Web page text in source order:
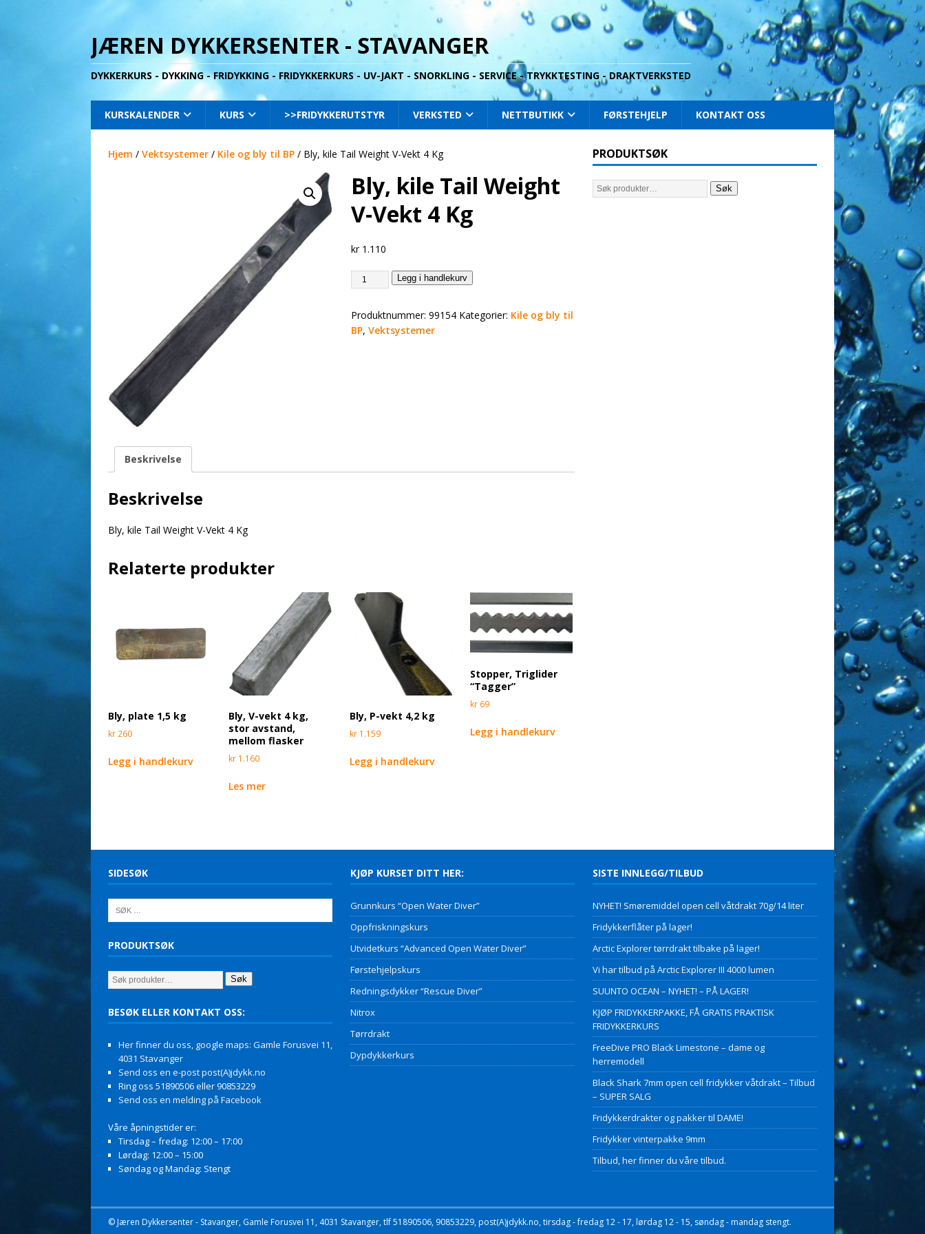
JÆREN DYKKERSENTER - STAVANGER
DYKKERKURS - DYKKING - FRIDYKKING - FRIDYKKERKURS - UV-JAKT - SNORKLING - SERVICE - TRYKKTESTING - DRAKTVERKSTED
KURSKALENDER KURS >>FRIDYKKERUTSTYR VERKSTED NETTBUTIKK FØRSTEHJELP KONTAKT OSS
Hjem / Vektsystemer / Kile og bly til BP / Bly, kile Tail Weight V-Vekt 4 Kg
Bly, kile Tail Weight
V-Vekt 4 Kg
kr1.110
Legg i handlekurv
Produktnummer: 99154 Kategorier: Kile og bly til
BP, Vektsystemer
Beskrivelse
Beskrivelse
Bly, kile Tail Weight V-Vekt 4 Kg
Relaterte produkter
Bly, plate 1,5 kg
kr 260
Legg i handlekurv
Bly, V-vekt 4 kg,
stor avstand,
mellom flasker
kr 1.160
Les mer
Bly, P-vekt 4,2 kg
kr1.159
Legg i handlekurv
Stopper, Triglider
“Tagger”
kr69
Legg i handlekurv
PRODUKTSØK
Søk
SIDESØK
PRODUKTSØK
Søk
BESØK ELLER KONTAKT OSS:
Her finner du oss, google maps: Gamle Forusvei 11,
4031 Stavanger
Send oss en e-post post(A)jdykk.no
Ring oss 51890506 eller 90853229
Send oss en melding på Facebook
Våre åpningstider er:
Tirsdag – fredag: 12:00 – 17:00
Lørdag: 12:00 – 15:00
Søndag og Mandag: Stengt
KJØP KURSET DITT HER:
Grunnkurs “Open Water Diver”
Oppfriskningskurs
Utvidetkurs “Advanced Open Water Diver”
Førstehjelpskurs
Redningsdykker “Rescue Diver”
Nitrox
Tørrdrakt
Dypdykkerkurs
SISTE INNLEGG/TILBUD
NYHET! Smøremiddel open cell våtdrakt 70g/14 liter
Fridykkerflåter på lager!
Arctic Explorer tørrdrakt tilbake på lager!
Vi har tilbud på Arctic Explorer III 4000 lumen
SUUNTO OCEAN – NYHET! – PÅ LAGER!
KJØP FRIDYKKERPAKKE, FÅ GRATIS PRAKTISK
FRIDYKKERKURS
FreeDive PRO Black Limestone – dame og
herremodell
Black Shark 7mm open cell fridykker våtdrakt – Tilbud
– SUPER SALG
Fridykkerdrakter og pakker til DAME!
Fridykker vinterpakke 9mm
Tilbud, her finner du våre tilbud.
© Jæren Dykkersenter - Stavanger, Gamle Forusvei 11, 4031 Stavanger, tlf 51890506, 90853229, post(A)jdykk.no, tirsdag - fredag 12 - 17, lørdag 12 - 15, søndag - mandag stengt.